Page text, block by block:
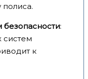
безопасности:
к